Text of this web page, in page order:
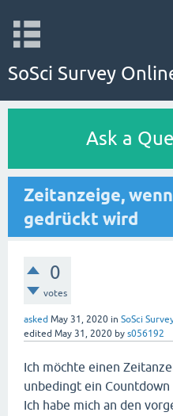
SoSci Survey
Ask a
Zeitanzeige,
gedrückt wird
0
votes
asked May 31, 2020 in SoSci
edited May 31, 2020 by s056192
Ich möchte einen
unbedingt ein Countdown
Ich habe mich an den